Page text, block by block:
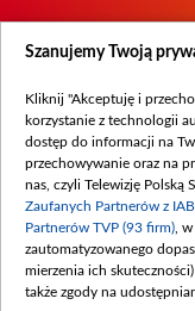
Szanujemy Twoją
Kliknij "Akceptuję i
korzystanie z technologii
dostęp do informacji na
przechowywanie oraz na
nas, czyli Telewizję Polską
Zaufanych Partnerów z
Partnerów TVP (93 firm) ,
zautomatyzowanego
mierzenia ich
także zgody na